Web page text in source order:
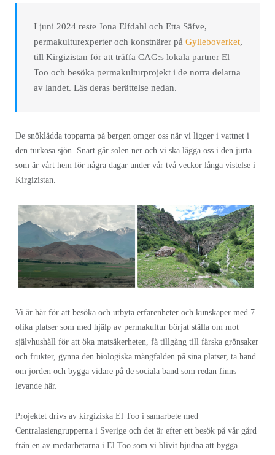
I juni 2024 reste Jona Elfdahl och Etta Säfve,
permakulturexperter och konstnärer på Gylleboverket,
till Kirgizistan för att träffa CAG:s lokala partner El
Too och besöka permakulturprojekt i de norra delarna
av landet. Läs deras berättelse nedan.
De snöklädda topparna på bergen omger oss när vi ligger i vattnet i
den turkosa sjön. Snart går solen ner och vi ska lägga oss i den jurta
som är vårt hem för några dagar under vår två veckor långa vistelse i
Kirgizistan.
Vi är här för att besöka och utbyta erfarenheter och kunskaper med 7
olika platser som med hjälp av permakultur börjat ställa om mot
självhushåll för att öka matsäkerheten, få tillgång till färska grönsaker
och frukter, gynna den biologiska mångfalden på sina platser, ta hand
om jorden och bygga vidare på de sociala band som redan finns
levande här.
Projektet drivs av kirgiziska El Too i samarbete med
Centralasiengrupperna i Sverige och det är efter ett besök på vår gård
från en av medarbetarna i El Too som vi blivit bjudna att bygga